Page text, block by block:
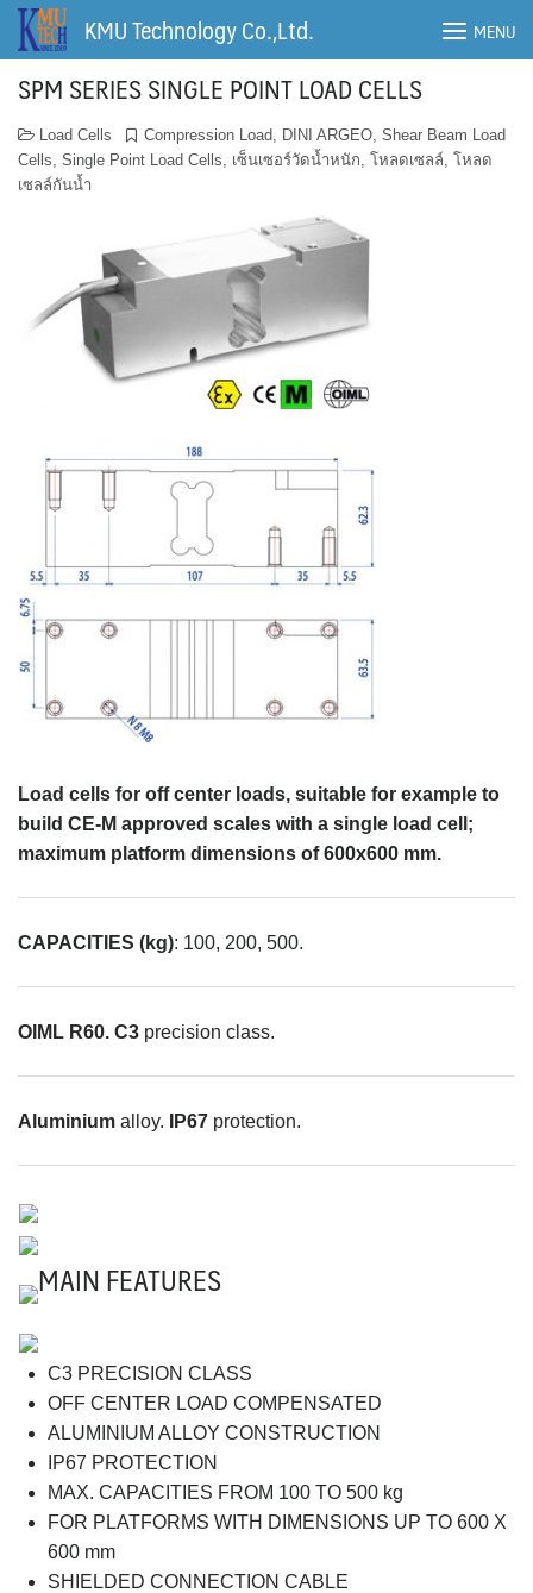
Skip
KMU Technology Co.,Ltd. MENU
SPM SERIES SINGLE POINT LOAD CELLS
Load Cells Compression Load, DINI ARGEO, Shear Beam Load
Cells, Single Point Load Cells, เซ็นเซอร์วัดน้ำหนัก, โหลดเซลล์, โหลด
เซลล์กันน้ำ
Load cells for off center loads, suitable for example to
build CE-M approved scales with a single load cell;
maximum platform dimensions of 600x600 mm.
CAPACITIES (kg): 100, 200, 500.
OIML R60. C3 precision class.
Aluminium alloy. IP67 protection.
MAIN FEATURES
C3 PRECISION CLASS
OFF CENTER LOAD COMPENSATED
ALUMINIUM ALLOY CONSTRUCTION
IP67 PROTECTION
MAX. CAPACITIES FROM 100 TO 500 kg
FOR PLATFORMS WITH DIMENSIONS UP TO 600 X
600 mm
SHIELDED CONNECTION CABLE